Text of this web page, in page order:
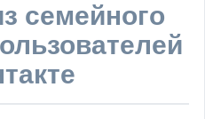
семейного